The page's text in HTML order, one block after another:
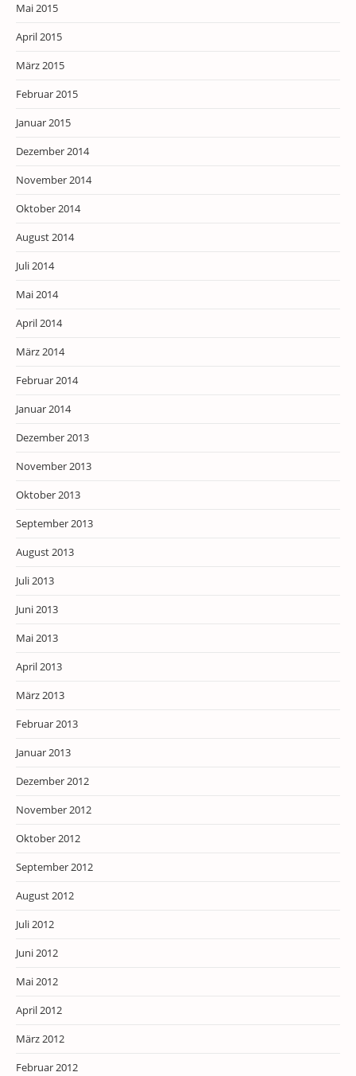
Mai 2015
April 2015
März 2015
Februar 2015
Januar 2015
Dezember 2014
November 2014
Oktober 2014
August 2014
Juli 2014
Mai 2014
April 2014
März 2014
Februar 2014
Januar 2014
Dezember 2013
November 2013
Oktober 2013
September 2013
August 2013
Juli 2013
Juni 2013
Mai 2013
April 2013
März 2013
Februar 2013
Januar 2013
Dezember 2012
November 2012
Oktober 2012
September 2012
August 2012
Juli 2012
Juni 2012
Mai 2012
April 2012
März 2012
Februar 2012